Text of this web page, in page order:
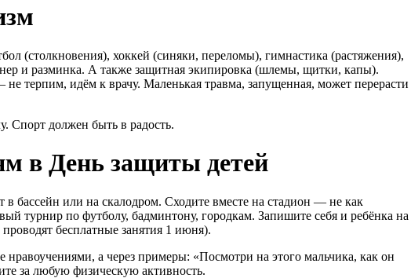
(столкновения), хоккей (синяки, переломы), гимнастика (растяжения),
и разминка. А также защитная экипировка (шлемы, щитки, капы).
терпим, идём к врачу. Маленькая травма, запущенная, может перерасти
Спорт должен быть в радость.
в День защиты детей
в бассейн или на скалодром. Сходите вместе на стадион — не как
турнир по футболу, бадминтону, городкам. Запишите себя и ребёнка на
бесплатные занятия 1 июня).
нравоучениями, а через примеры: «Посмотри на этого мальчика, как он
за любую физическую активность.